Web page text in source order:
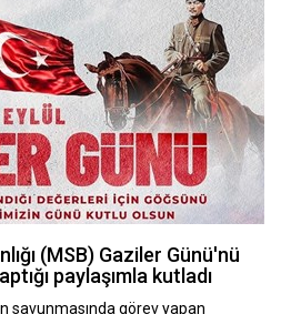
(MSB) Gaziler Günü'nü
paylaşımla kutladı
savunmasında görev yapan